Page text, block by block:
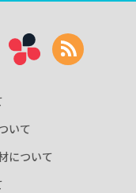
いて
について